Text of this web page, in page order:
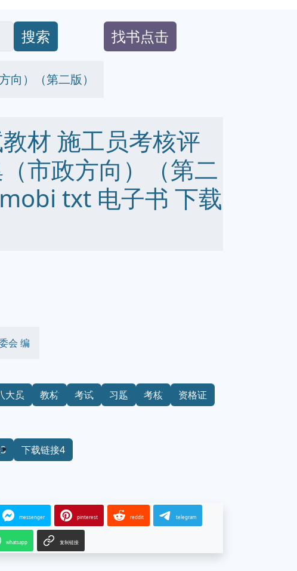
搜索 找书点击
向）（第二版）
材 施工员考核评
市政方向）（第二
txt 电子书 下载
会 编
大员 教材 考试 习题 考核
资格证
下载链接4
messenger pinterest reddit telegram
whatsapp 复制链接